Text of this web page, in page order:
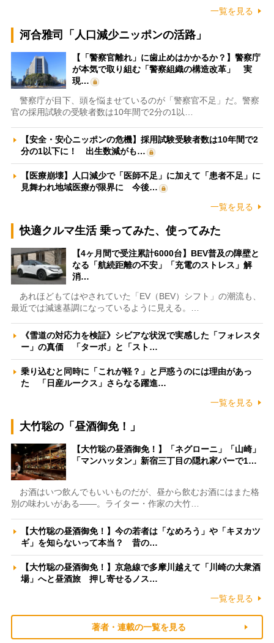
一覧を見る
河合雅司「人口減少ニッポンの活路」
【「警察官離れ」に歯止めはかかるか？】警察庁
が本気で取り組む「警察組織の構造改革」 実
現…
警察庁が目下、頭を悩ませているのが「警察官不足」だ。警察
官の採用試験の受験者数は10年間で2分の1以…
【安全・安心ニッポンの危機】採用試験受験者数は10年間で2
分の1以下に！ 出生数減がも…
【医療崩壊】人口減少で「医師不足」に加えて「患者不足」に
見舞われ地域医療が限界に 今後…
一覧を見る
快適クルマ生活 乗ってみた、使ってみた
【4ヶ月間で受注累計6000台】BEV普及の障壁と
なる「航続距離の不安」「充電のストレス」解
消…
あれほどもてはやされていた「EV（BEV）シフト」の潮流も、
最近では減速基調になっているように見える。…
《雪道の対応力を検証》シビアな状況で実感した「フォレスタ
ー」の真価 「ターボ」と「スト…
乗り込むと同時に「これが軽？」と戸惑うのには理由があっ
た 「日産ルークス」さらなる躍進…
一覧を見る
大竹聡の「昼酒御免！」
【大竹聡の昼酒御免！】「ネグローニ」「山崎」
「マンハッタン」新宿三丁目の隠れ家バーで1…
お酒はいつ飲んでもいいものだが、昼から飲むお酒にはまた格
別の味わいがある――。ライター・作家の大竹…
【大竹聡の昼酒御免！】今の若者は「なめろう」や「キヌカツ
ギ」を知らないって本当？ 昔の…
【大竹聡の昼酒御免！】京急線で多摩川越えて「川崎の大衆酒
場」へと昼酒旅 押し寄せるノス…
一覧を見る
著者・連載の一覧を見る